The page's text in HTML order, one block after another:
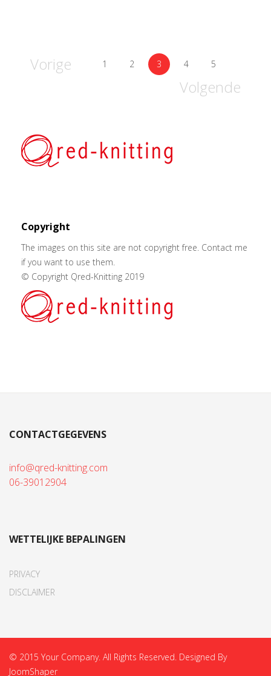
Vorige 1 2 3 4 5
Volgende
Copyright
The images on this site are not copyright free. Contact me
if you want to use them.
© Copyright Qred-Knitting 2019
CONTACTGEGEVENS
info@qred-knitting.com
06-39012904
WETTELIJKE BEPALINGEN
PRIVACY
DISCLAIMER
© 2015 Your Company. All Rights Reserved. Designed By
JoomShaper